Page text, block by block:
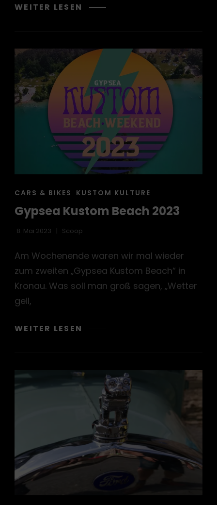
WEITER LESEN 30
CAT
CARS & BIKES KUSTOM KULTURE
Gypsea Kustom Beach 2023
8. Mai 2023 Scoop
Am Wochenende waren wir mal wieder
zum zweiten „Gypsea Kustom Beach“ in
Kronau. Was soll man groß sagen, „Wetter
geil,
WEITER LESEN GYPSEA